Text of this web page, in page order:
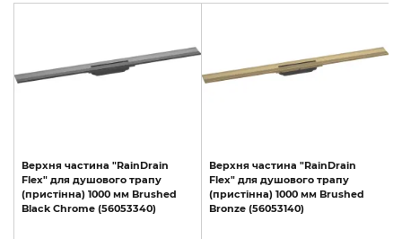
Верхня частина "RainDrain
Flex" для душового трапу
(пристінна) 1000 мм Brushed
Black Chrome (56053340)
Верхня частина "RainDrain
Flex" для душового трапу
(пристінна) 1000 мм Brushed
Bronze (56053140)